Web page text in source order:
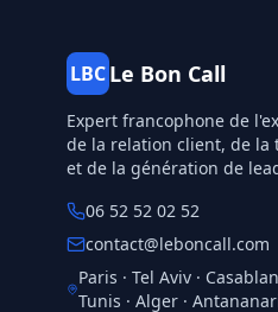
LBCLe Bon Call
Expert francophone de
de la relation client, de la
et de la génération de
06 52 52 02 52
contact@leboncall.com
Paris · Tel Aviv ·
Tunis · Alger ·